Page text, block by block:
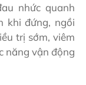
nhức quanh
khi đứng, ngồi
trị sớm, viêm
năng vận động